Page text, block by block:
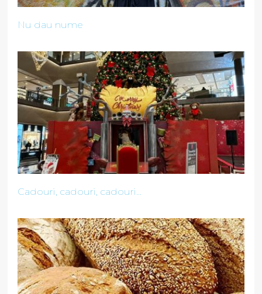
Nu dau nume
Cadouri, cadouri, cadouri...